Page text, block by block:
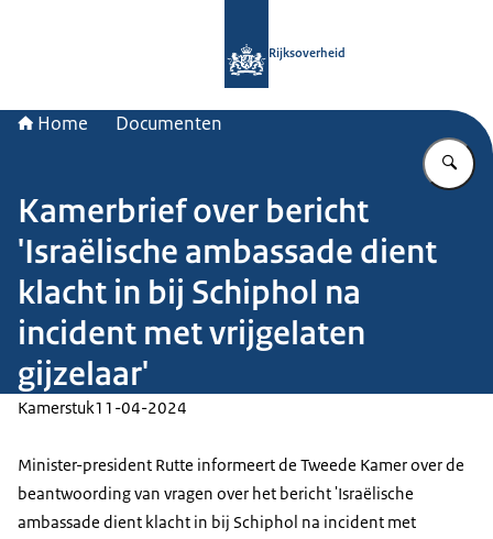
Rijksoverheid
Home Documenten
Kamerbrief over bericht
'Israëlische ambassade dient
klacht in bij Schiphol na
incident met vrijgelaten
gijzelaar'
Kamerstuk11-04-2024
Minister-president Rutte informeert de Tweede Kamer over de
beantwoording van vragen over het bericht 'Israëlische
ambassade dient klacht in bij Schiphol na incident met